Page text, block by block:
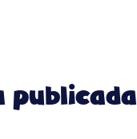
publicada